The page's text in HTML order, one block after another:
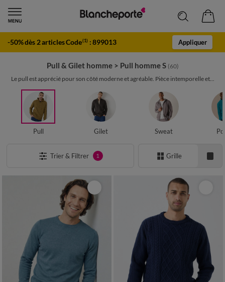
-50% dès 2 articles Code(1) :899013 Appliquer
Pull & Gilet homme > Pull homme S (60)
Le pull est apprécié pour son côté moderne et agréable. Pièce intemporelle et...
Pull Gilet Sweat
Trier & Filtrer 1 Grille